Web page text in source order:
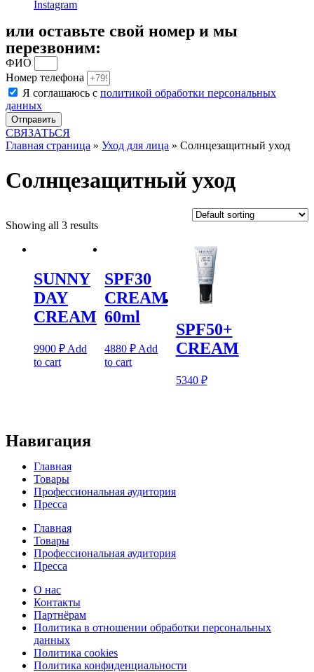
Instagram
или оставьте свой номер и мы
перезвоним:
ФИО
Номер телефона
Я соглашаюсь с политикой обработки персональных
данных
Отправить
СВЯЗАТЬСЯ
Главная страница » Уход для лица » Солнцезащитный уход
Солнцезащитный уход
Showing all 3 results
SUNNY
DAY
CREAM
9900 ₽ Add
to cart
SPF30
CREAM
60ml
4880₽ Add
to cart
SPF50+
CREAM
5340 ₽
Навигация
Главная
Товары
Профессиональная аудитория
Пресса
Главная
Товары
Профессиональная аудитория
Пресса
О нас
Контакты
Партнёрам
Политика в отношении обработки персональных
данных
Политика cookies
Политика конфиденциальности